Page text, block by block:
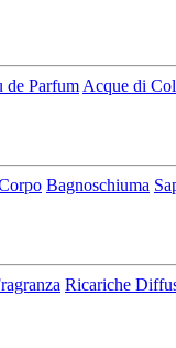
de ParfumAcque di
Bagnoschiuma
Ricariche